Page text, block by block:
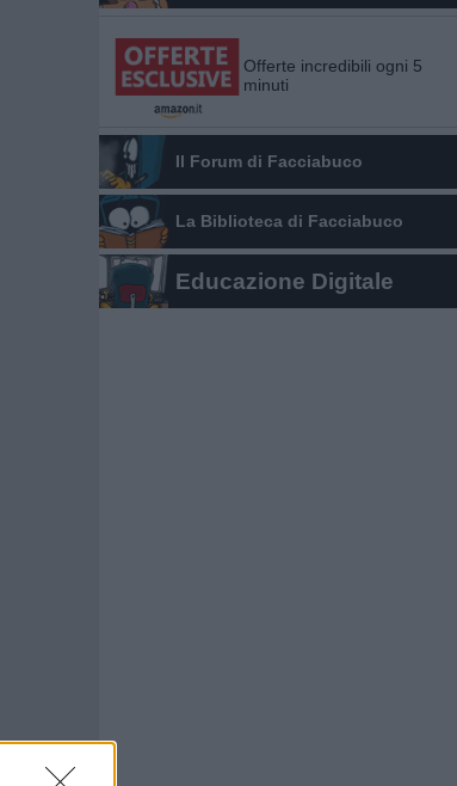
Offerte incredibili ogni 5
minuti
Il Forum di Facciabuco
La Biblioteca di Facciabuco
Educazione Digitale